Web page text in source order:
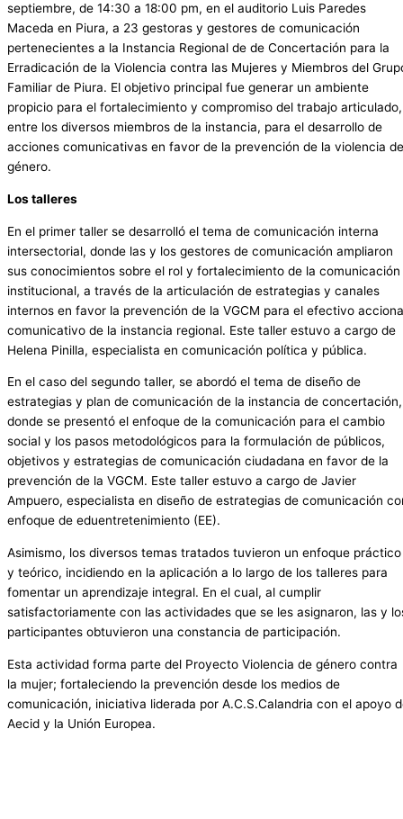
septiembre, de 14:30 a 18:00 pm, en el auditorio Luis Paredes
Maceda en Piura, a 23 gestoras y gestores de comunicación
pertenecientes a la Instancia Regional de de Concertación para la
Erradicación de la Violencia contra las Mujeres y Miembros del
Familiar de Piura. El objetivo principal fue generar un ambiente
propicio para el fortalecimiento y compromiso del trabajo articulado,
entre los diversos miembros de la instancia, para el desarrollo de
acciones comunicativas en favor de la prevención de la violencia de
género.
Los talleres
En el primer taller se desarrolló el tema de comunicación interna
intersectorial, donde las y los gestores de comunicación ampliaron
sus conocimientos sobre el rol y fortalecimiento de la comunicación
institucional, a través de la articulación de estrategias y canales
internos en favor la prevención de la VGCM para el efectivo
comunicativo de la instancia regional. Este taller estuvo a cargo de
Helena Pinilla, especialista en comunicación política y pública.
En el caso del segundo taller, se abordó el tema de diseño de
estrategias y plan de comunicación de la instancia de concertación,
donde se presentó el enfoque de la comunicación para el cambio
social y los pasos metodológicos para la formulación de públicos,
objetivos y estrategias de comunicación ciudadana en favor de la
prevención de la VGCM. Este taller estuvo a cargo de Javier
Ampuero, especialista en diseño de estrategias de comunicación
enfoque de eduentretenimiento (EE).
Asimismo, los diversos temas tratados tuvieron un enfoque práctico
y teórico, incidiendo en la aplicación a lo largo de los talleres para
fomentar un aprendizaje integral. En el cual, al cumplir
satisfactoriamente con las actividades que se les asignaron, las y
participantes obtuvieron una constancia de participación.
Esta actividad forma parte del Proyecto Violencia de género contra
la mujer; fortaleciendo la prevención desde los medios de
comunicación, iniciativa liderada por A.C.S.Calandria con el apoyo
Aecid y la Unión Europea.